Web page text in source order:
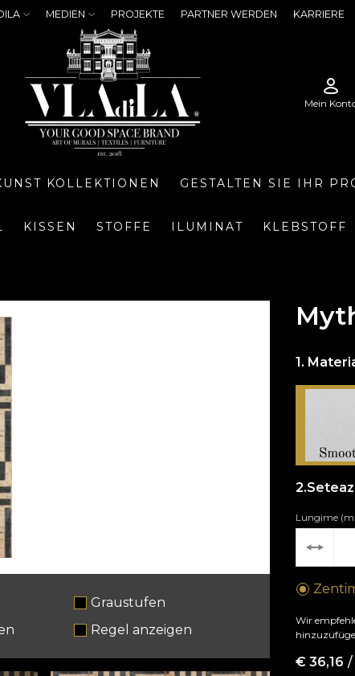
MEDIEN PROJEKTE PARTNER WERDEN KARRIERE
KOLLEKTIONEN GESTALTEN SIE IHR
KISSEN STOFFE ILUMINAT KLEBSTOFF
Graustufen
Regel anzeigen
Lungime
Wir
€36,16 /